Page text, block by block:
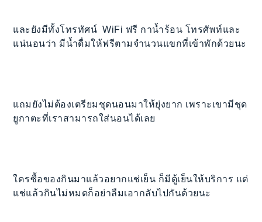
และยังมีทั้งโทรทัศน์ WiFi ฟรี กาน้ำร้อน โทรศัพท์และ
แน่นอนว่า มีน้ำดื่มให้ฟรีตามจำนวนแขกที่เข้าพักด้วยนะ
แถมยังไม่ต้องเตรียมชุดนอนมาให้ยุ่งยาก เพราะเขามีชุด
ยูกาตะที่เราสามารถใส่นอนได้เลย
ใครซื้อของกินมาแล้วอยากแช่เย็น ก็มีตู้เย็นให้บริการ แต่
แช่แล้วกินไม่หมดก็อย่าลืมเอากลับไปกันด้วยนะ